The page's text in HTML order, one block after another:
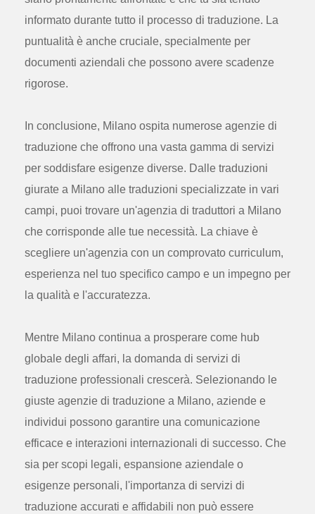
informato durante tutto il processo di traduzione. La
puntualità è anche cruciale, specialmente per
documenti aziendali che possono avere scadenze
rigorose.
In conclusione, Milano ospita numerose agenzie di
traduzione che offrono una vasta gamma di servizi
per soddisfare esigenze diverse. Dalle traduzioni
giurate a Milano alle traduzioni specializzate in vari
campi, puoi trovare un'agenzia di traduttori a Milano
che corrisponde alle tue necessità. La chiave è
scegliere un'agenzia con un comprovato curriculum,
esperienza nel tuo specifico campo e un impegno per
la qualità e l'accuratezza.
Mentre Milano continua a prosperare come hub
globale degli affari, la domanda di servizi di
traduzione professionali crescerà. Selezionando le
giuste agenzie di traduzione a Milano, aziende e
individui possono garantire una comunicazione
efficace e interazioni internazionali di successo. Che
sia per scopi legali, espansione aziendale o
esigenze personali, l'importanza di servizi di
traduzione accurati e affidabili non può essere